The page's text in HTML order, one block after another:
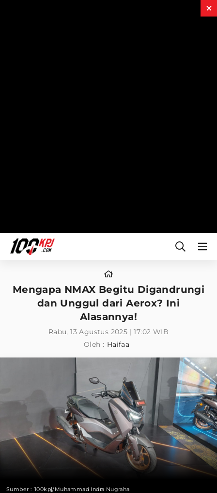
Mengapa NMAX Begitu Digandrungi
dan Unggul dari Aerox? Ini
Alasannya!
Rabu, 13 Agustus 2025 | 17:02 WIB
Oleh : Haifaa
Sumber : 100kpj/Muhammad Indra Nugraha